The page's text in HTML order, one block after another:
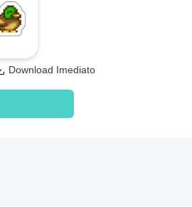
Download Imediato